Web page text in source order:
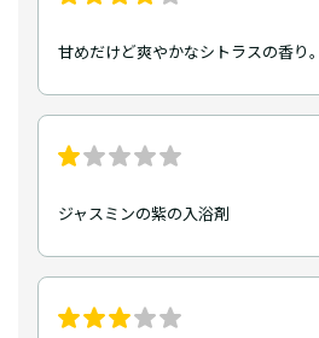
甘めだけど爽やかなシトラスの香り
ジャスミンの紫の入浴剤